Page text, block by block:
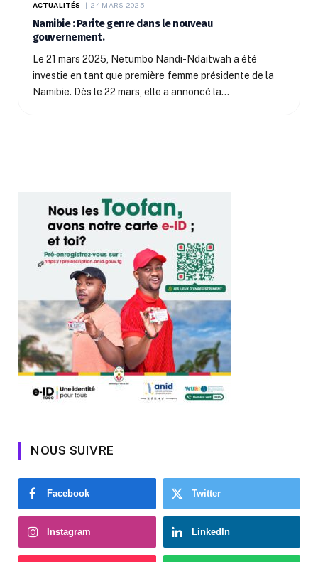
ACTUALITÉS 24 MARS 2025
Namibie : Parite genre dans le nouveau
gouvernement.
Le 21 mars 2025, Netumbo Nandi-Ndaitwah a été
investie en tant que première femme présidente de la
Namibie. Dès le 22 mars, elle a annoncé la…
NOUS SUIVRE
Facebook Twitter
Instagram LinkedIn